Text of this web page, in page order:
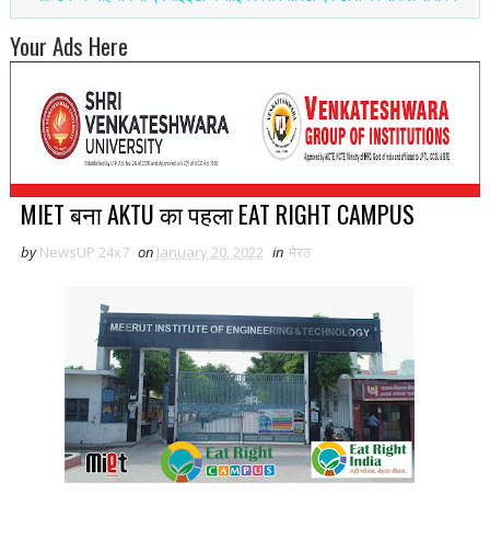
Your Ads Here
MIET बना AKTU का पहला EAT RIGHT CAMPUS
by NewsUP 24x7 on January 20, 2022 in मेरठ